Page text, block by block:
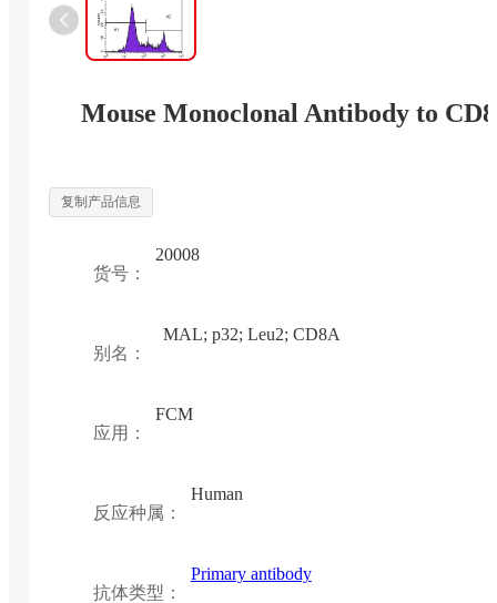
Mouse Monoclonal Antibody to CD8
复制产品信息
货号：
20008
别名：
MAL; p32; Leu2; CD8A
应用：
FCM
反应种属：
Human
抗体类型：
Primary antibody